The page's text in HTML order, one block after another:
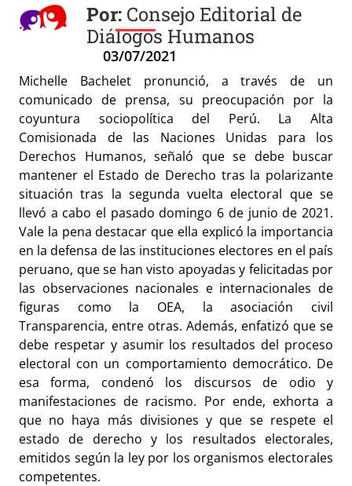
Consejo Editorial de
Diálogos Humanos
Michelle Bachelet pronunció, a través de un
comunicado de prensa, su preocupación por la
coyuntura sociopolítica del Perú. La Alta
Comisionada de las Naciones Unidas para los
Derechos Humanos, señaló que se debe buscar
mantener el Estado de Derecho tras la polarizante
situación tras la segunda vuelta electoral que se
llevó a cabo el pasado domingo 6 de junio de 2021.
Vale la pena destacar que ella explicó la importancia
en la defensa de las instituciones electores en el país
peruano, que se han visto apoyadas y felicitadas por
las observaciones nacionales e internacionales de
figuras como la OEA, la asociación civil
Transparencia, entre otras. Además, enfatizó que se
debe respetar y asumir los resultados del proceso
electoral con un comportamiento democrático. De
esa forma, condenó los discursos de odio y
manifestaciones de racismo. Por ende, exhorta a
que no haya más divisiones y que se respete el
estado de derecho y los resultados electorales,
emitidos según la ley por los organismos electorales
competentes.
03/07/2021